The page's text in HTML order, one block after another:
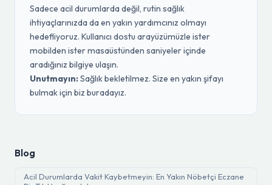
Sadece acil durumlarda değil, rutin sağlık
ihtiyaçlarınızda da en yakın yardımcınız olmayı
hedefliyoruz. Kullanıcı dostu arayüzümüzle ister
mobilden ister masaüstünden saniyeler içinde
aradığınız bilgiye ulaşın.
Unutmayın:Sağlık bekletilmez. Size en yakın şifayı
bulmak için biz buradayız.
Blog
Acil Durumlarda Vakit Kaybetmeyin: En Yakın Nöbetçi Eczane